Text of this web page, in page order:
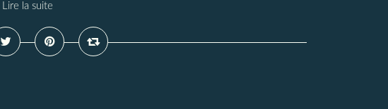
Lire la suite